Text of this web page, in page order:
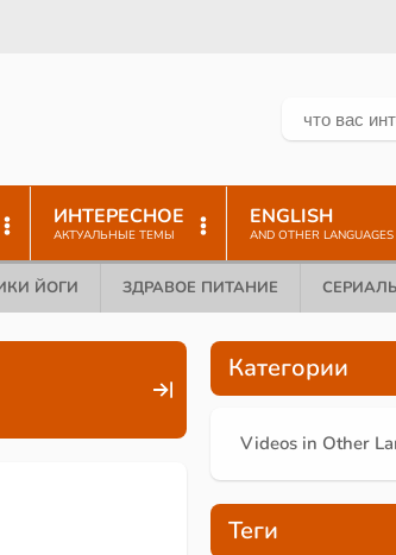
ИНТЕРЕСНОЕ
АКТУАЛЬНЫЕ ТЕМЫ
ENGLISH
AND OTHER LANGUAGES
ЙОГИ ЗДРАВОЕ ПИТАНИЕ
Категории
Videos in Other
Теги